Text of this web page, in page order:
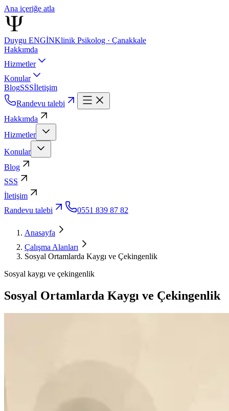
Ana içeriğe atla
Duygu ENGİNKlinik Psikolog · Çanakkale
Hakkımda
Hizmetler
Konular
BlogSSSİletişim
Randevu talebi
Hakkımda
Hizmetler
Konular
Blog
SSS
İletişim
Randevu talebi
0551 839 87 82
Anasayfa
Çalışma Alanları
Sosyal Ortamlarda Kaygı ve Çekingenlik
Sosyal kaygı ve çekingenlik
Sosyal Ortamlarda Kaygı ve Çekingenlik